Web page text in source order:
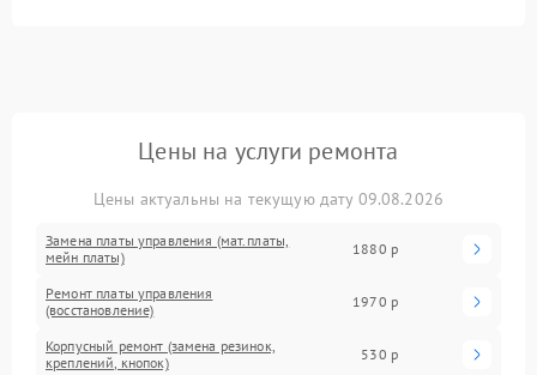
Цены на услуги ремонта
Цены актуальны на текущую дату 09.08.2026
Замена платы управления (мат.платы,
мейн платы)
1880 р
Ремонт платы управления
(восстановление)
1970 р
Корпусный ремонт (замена резинок,
креплений, кнопок)
530 р